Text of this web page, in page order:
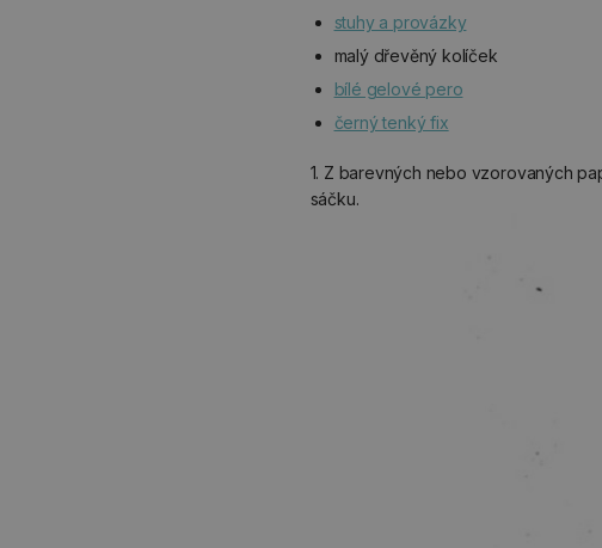
stuhy a provázky
malý dřevěný kolíček
bílé gelové pero
černý tenký fix
1. Z barevných nebo vzorovaných
sáčku.